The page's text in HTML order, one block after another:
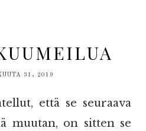
31, 2019
että se seuraava
muutan, on sitten se